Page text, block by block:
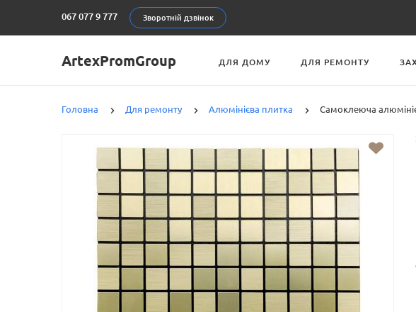
067 077 9 777 Зворотній дзвінок
ArtexPromGroup ДЛЯ ДОМУ ДЛЯ РЕМОНТУ
Головна Для ремонту Алюмінієва плитка Самоклеюча